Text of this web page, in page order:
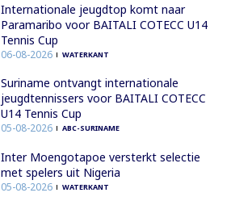
Internationale jeugdtop komt naar
Paramaribo voor BAITALI COTECC U14
Tennis Cup
06-08-2026 WATERKANT
Suriname ontvangt internationale
jeugdtennissers voor BAITALI COTECC
U14 Tennis Cup
05-08-2026 ABC-SURINAME
Inter Moengotapoe versterkt selectie
met spelers uit Nigeria
05-08-2026 WATERKANT